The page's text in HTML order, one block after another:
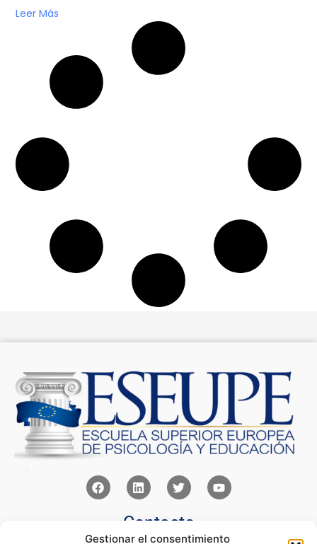
Gestionar el consentimiento
Leer Más
Contacto
Av Juan XXIII 15b Pozuelo de Alarcón – Madrid